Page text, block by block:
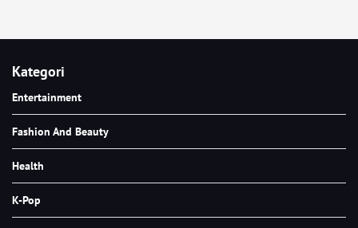
Kategori
Entertainment
Fashion And Beauty
Health
K-Pop